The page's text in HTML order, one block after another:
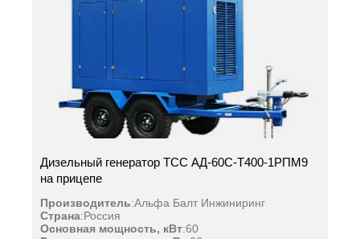
Дизельный генератор ТСС АД-60С-Т400-1РПМ9
на прицепе
Производитель:Альфа Балт Инжиниринг
Страна:Россия
Основная мощность, кВт:60